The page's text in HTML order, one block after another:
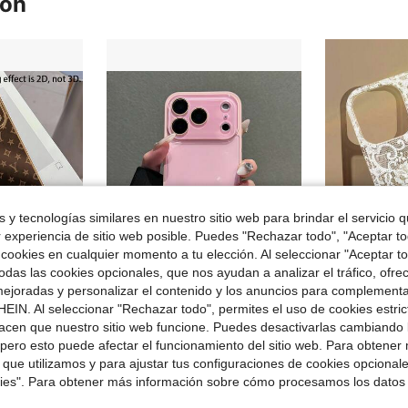
de $3.10
entrelazadas '' y patrones de diamantes, compatible con iPhone 17/16/15/14/13/12/11 Pro Max/Plus/Air. Hecha de material PC, es una excelente opción de regalo
en iPhone 11 Pro Estuches novedosos
6
Ahorro de $4.44
Local -56% Funda de teléfono rosa de moda compatible con iPhone 17 Pro Max, 16 Pro Max, 15 Pro Max, 14 Pro Max, 13 Pro Max, con cubierta trasera suave y protectora de borde suave, funda de teléfono creativa unisex
$3.56 3.2k+ vendidos
Envío Rápido
-33% 1 pieza Funda de teléfono transparente con estampado de encaje de color para iPhone 17/17
$1.35 2.3k+
Clientes
y tecnologías similares en nuestro sitio web para brindar el servicio
de sitio web posible. Puedes "Rechazar todo", "Aceptar
en cualquier momento a tu elección. Al seleccionar "Aceptar
las cookies opcionales, que nos ayudan a analizar el tráfico,
y personalizar el contenido y los anuncios para
Al seleccionar "Rechazar todo", permites el uso de cookies
que nuestro sitio web funcione. Puedes desactivarlas cambiando
esto puede afectar el funcionamiento del sitio web. Para obtener
utilizamos y para ajustar tus configuraciones de cookies
Para obtener más información sobre cómo procesamos los datos